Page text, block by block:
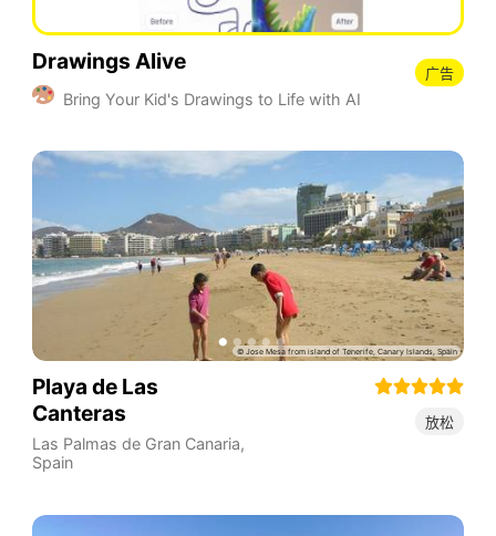
Drawings Alive
Bring Your Kid's Drawings to Life with AI
广告
Playa de Las
Canteras
Las Palmas de Gran Canaria,
Spain
放松